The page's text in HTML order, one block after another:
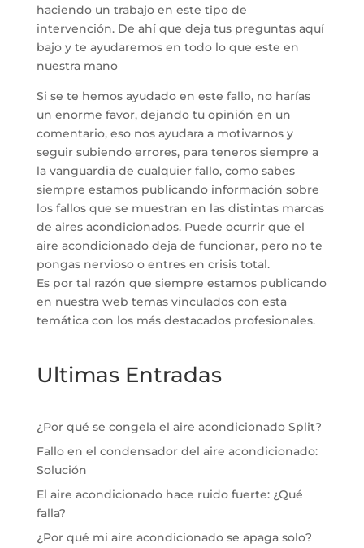
haciendo un trabajo en este tipo de
intervención. De ahí que deja tus preguntas aquí
bajo y te ayudaremos en todo lo que este en
nuestra mano
Si se te hemos ayudado en este fallo, no harías
un enorme favor, dejando tu opinión en un
comentario, eso nos ayudara a motivarnos y
seguir subiendo errores, para teneros siempre a
la vanguardia de cualquier fallo, como sabes
siempre estamos publicando información sobre
los fallos que se muestran en las distintas marcas
de aires acondicionados. Puede ocurrir que el
aire acondicionado deja de funcionar, pero no te
pongas nervioso o entres en crisis total.
Es por tal razón que siempre estamos publicando
en nuestra web temas vinculados con esta
temática con los más destacados profesionales.
Ultimas Entradas
¿Por qué se congela el aire acondicionado Split?
Fallo en el condensador del aire acondicionado:
Solución
El aire acondicionado hace ruido fuerte: ¿Qué
falla?
¿Por qué mi aire acondicionado se apaga solo?